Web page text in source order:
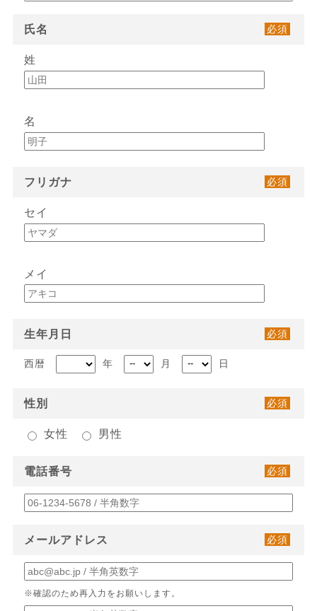
氏名 必須
姓
名
フリガナ 必須
セイ
メイ
生年月日 必須
西暦 年 月 日
性別 必須
女性 男性
電話番号 必須
メールアドレス 必須
※確認のため再入力をお願いします。